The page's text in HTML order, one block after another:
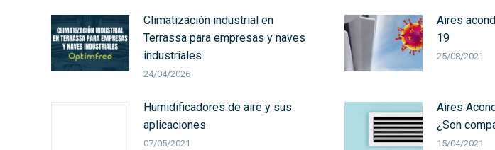
Climatización industrial en
Terrassa para empresas y naves
industriales
24/04/2026
Aires
19
25/08/2021
Humidificadores de aire y sus
aplicaciones
07/05/2021
Aires
¿Son
15/04/2021